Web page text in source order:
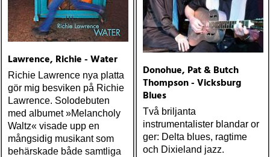
Lawrence, Richie - Water
Richie Lawrence nya platta
gör mig besviken på Richie
Lawrence. Solodebuten
med albumet »Melancholy
Waltz« visade upp en
mångsidig musikant som
behärskade både samtliga
Donohue, Pat & Butch
Thompson - Vicksburg
Blues
Två briljanta
instrumentalister blandar or
ger: Delta blues, ragtime
och Dixieland jazz.